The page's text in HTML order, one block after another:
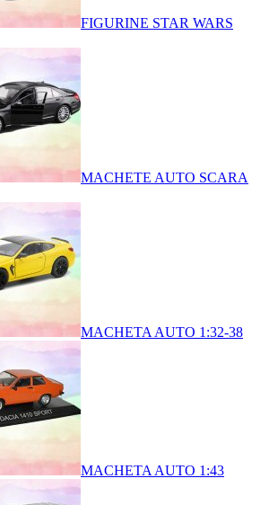
FIGURINE STAR WARS
MACHETE AUTO SCARA
MACHETA AUTO 1:32-38
MACHETA AUTO 1:43